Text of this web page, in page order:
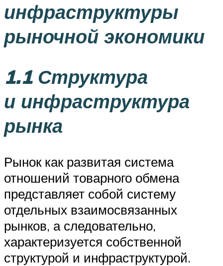
инфраструктуры
рыночной экономики
1.1 Структура
и инфраструктура
рынка
Рынок как развитая система
отношений товарного обмена
представляет собой систему
отдельных взаимосвязанных
рынков, а следовательно,
характеризуется собственной
структурой и инфраструктурой.